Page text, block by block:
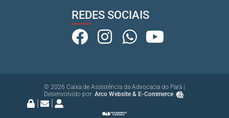
REDES SOCIAIS
© 2026 Caixa de Assistência da Advocacia do Pará |
Desenvolvido por: Arco Website & E-Commerce